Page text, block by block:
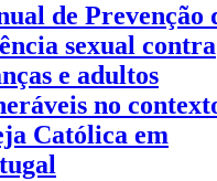
de Prevenção
sexual contra
e adultos
no
Católica em